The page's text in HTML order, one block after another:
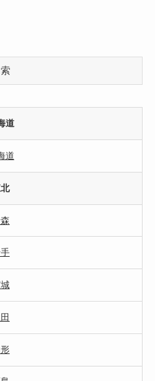
道
道